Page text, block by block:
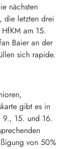
nächsten
die letzten drei
am 15.
Baier an der
sich rapide.
gibt es in
9., 15. und 16.
von 50%